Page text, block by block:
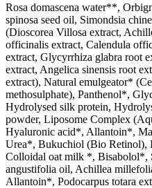
Rosa domascena water**,
spinosa seed oil, Simondsia
(Dioscorea Villosa extract,
officinalis extract, Calendula
extract, Glycyrrhiza glabra root
extract, Angelica sinensis root
extract), Natural emulgeator*
methosulphate), Panthenol*,
Hydrolysed silk protein,
powder, Liposome Complex
Hyaluronic acid*, Allantoin*,
Urea*, Bukuchiol (Bio Retinol),
Colloidal oat milk *, Bisabolol*,
angustifolia oil, Achillea
Allantoin*, Podocarpus totara